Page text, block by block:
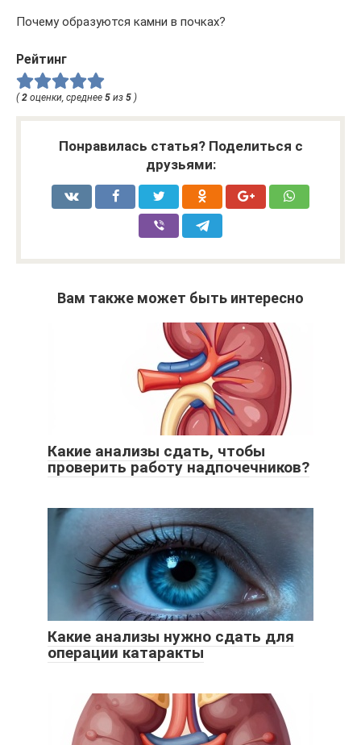
Почему образуются камни в почках?
Рейтинг
( 2 оценки, среднее 5 из 5 )
Понравилась статья? Поделиться с
друзьями:
Вам также может быть интересно
Какие анализы сдать, чтобы
проверить работу надпочечников?
Какие анализы нужно сдать для
операции катаракты